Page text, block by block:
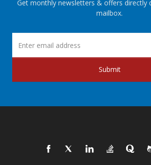
Get monthly newsletters & offers directly
mailbox.
Submit